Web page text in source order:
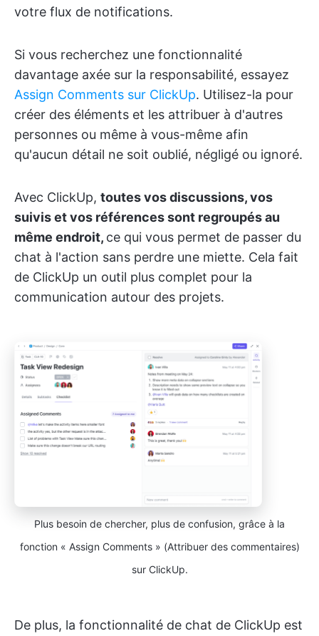
votre flux de notifications.
Si vous recherchez une fonctionnalité
davantage axée sur la responsabilité, essayez
Assign Comments sur ClickUp. Utilisez-la pour
créer des éléments et les attribuer à d'autres
personnes ou même à vous-même afin
qu'aucun détail ne soit oublié, négligé ou ignoré.
Avec ClickUp, toutes vos discussions, vos
suivis et vos références sont regroupés au
même endroit, ce qui vous permet de passer du
chat à l'action sans perdre une miette. Cela fait
de ClickUp un outil plus complet pour la
communication autour des projets.
Plus besoin de chercher, plus de confusion, grâce à la
fonction « Assign Comments » (Attribuer des commentaires)
sur ClickUp.
De plus, la fonctionnalité de chat de ClickUp est